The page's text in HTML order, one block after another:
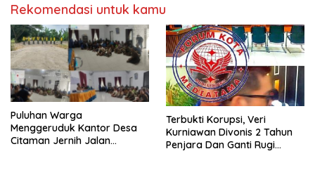
Rekomendasi untuk kamu
Puluhan Warga
Menggeruduk Kantor Desa
Citaman Jernih Jalan
Terbukti Korupsi, Veri
Kurniawan Divonis 2 Tahun
Penjara Dan Ganti Rugi